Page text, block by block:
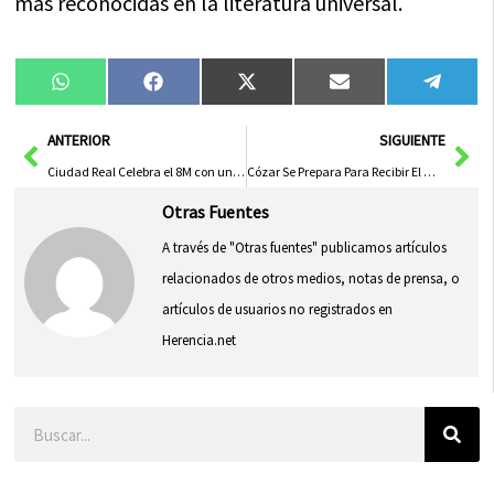
Compartir
en
WhatsAppCompartir
en
FacebookCompartir
en
X
(Twitter)
Compartir
en
Email
en
AntANTERIOR
Ciudad Real Celebra el 8M con un Programa de «Sororidad» en Homenaje a la Nueva Presidenta del TSJCM
SIGUIENTE
Cózar Se Prepara Para Recibir El Mundial De Motocross 2024 Tras Una Inversión De 4 Millones De Euros
Otras Fuentes
A través de "Otras fuentes" publicamos artículos
relacionados de otros medios, notas de prensa, o
artículos de usuarios no registrados en
Herencia.net